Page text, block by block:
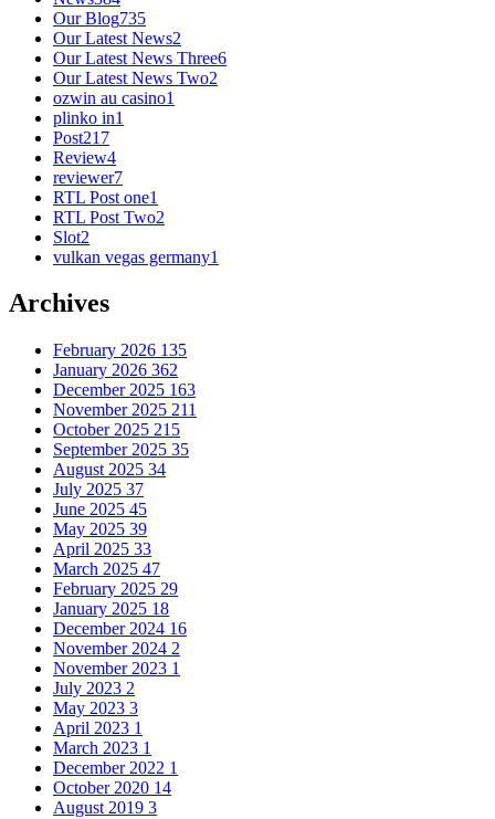
Our Blog735
Our Latest News2
Our Latest News Three6
Our Latest News Two2
ozwin au casino1
plinko in1
Post217
Review4
reviewer7
RTL Post one1
RTL Post Two2
Slot2
vulkan vegas germany1
Archives
February 2026 135
January 2026 362
December 2025 163
November 2025 211
October 2025 215
September 2025 35
August 2025 34
July 2025 37
June 2025 45
May 2025 39
April 2025 33
March 2025 47
February 2025 29
January 2025 18
December 2024 16
November 2024 2
November 2023 1
July 2023 2
May 2023 3
April 2023 1
March 2023 1
December 2022 1
October 2020 14
August 2019 3